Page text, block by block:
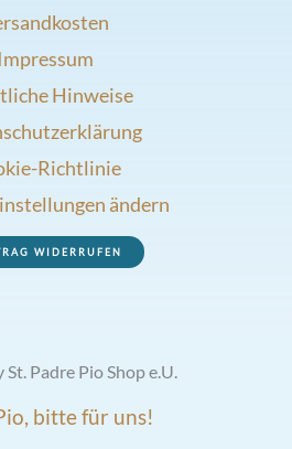
Impressum
Hinweise
Richtlinie
ändern
WIDERRUFEN
Padre Pio Shop e.U.
bitte für uns!